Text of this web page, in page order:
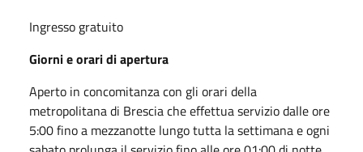
Ingresso gratuito
Giorni e orari di apertura
Aperto in concomitanza con gli orari della
metropolitana di Brescia che effettua servizio dalle ore
5:00 fino a mezzanotte lungo tutta la settimana e ogni